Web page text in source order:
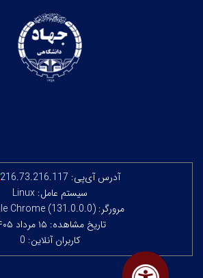
آدرس آی‌پی: 216.73.216.117
سیستم عامل: Linux
مرورگر: Google Chrome (131.0.0.0)
تاریخ مشاهده: ۱۵ مرداد ۱۴۰۵
کاربران آنلاین: 0